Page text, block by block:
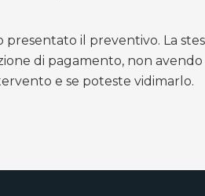
il preventivo. La
di pagamento, non avendo
e se poteste vidimarlo.